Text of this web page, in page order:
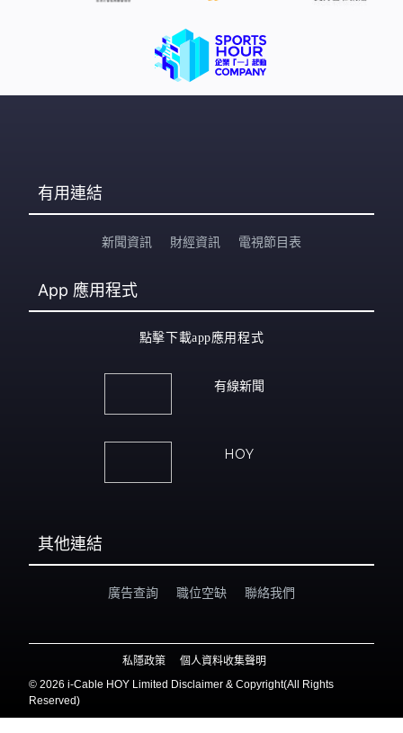
前兆，若有其他不適，建議進行檢查。 2. 淡黃色 當喝水量
充足時，尿液顏色會是偏淺色，呈淡黃色，代表水分攝取
足夠，是身體健康的好現象。 3. 深黃色 當身體長時間沒有
喝水、攝取的水分不足時，尿液會呈深黃色，就像早上起
有用連結
新聞資訊 財經資訊 電視節目表
App 應用程式
點擊下載app應用程式
有線新聞
HOY
其他連結
廣告查詢 職位空缺 聯絡我們
私隱政策
個人資料收集聲明
© 2026 i-Cable HOY Limited Disclaimer & Copyright(All Rights
Reserved)